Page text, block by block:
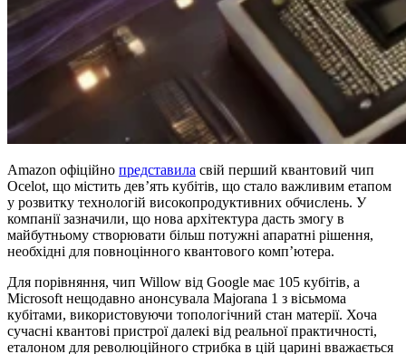
Amazon офіційно представила свій перший квантовий чип
Ocelot, що містить дев’ять кубітів, що стало важливим етапом
у розвитку технологій високопродуктивних обчислень. У
компанії зазначили, що нова архітектура дасть змогу в
майбутньому створювати більш потужні апаратні рішення,
необхідні для повноцінного квантового комп’ютера.
Для порівняння, чип Willow від Google має 105 кубітів, а
Microsoft нещодавно анонсувала Majorana 1 з вісьмома
кубітами, використовуючи топологічний стан матерії. Хоча
сучасні квантові пристрої далекі від реальної практичності,
еталоном для революційного стрибка в цій царині вважається